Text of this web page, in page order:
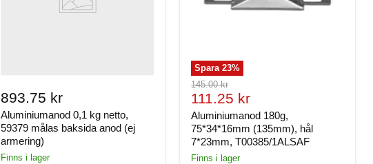
893.75 kr
Aluminiumanod 0,1 kg netto,
59379 målas baksida anod (ej
armering)
Finns i lager
Spara23%
Ursprungligt
pris
145.00 kr
Nuvarande
pris
111.25 kr
Aluminiumanod 180g,
75*34*16mm (135mm), hål
7*23mm, T00385/1ALSAF
Finns i lager